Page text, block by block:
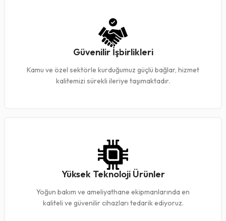
Güvenilir İşbirlikleri
Kamu ve özel sektörle kurduğumuz güçlü bağlar, hizmet
kalitemizi sürekli ileriye taşımaktadır.
Yüksek Teknoloji Ürünler
Yoğun bakım ve ameliyathane ekipmanlarında en
kaliteli ve güvenilir cihazları tedarik ediyoruz.